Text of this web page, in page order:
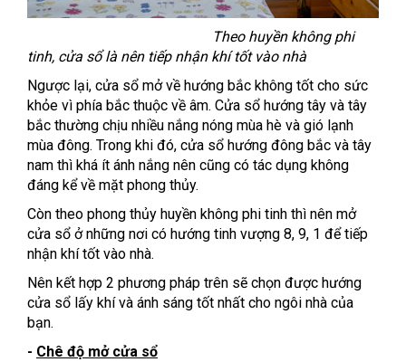
Theo huyền không phi
tinh, cửa sổ là nên tiếp nhận khí tốt vào nhà
Ngược lại, cửa sổ mở về hướng bắc không tốt cho sức
khỏe vì phía bắc thuộc về âm. Cửa sổ hướng tây và tây
bắc thường chịu nhiều nắng nóng mùa hè và gió lạnh
mùa đông. Trong khi đó, cửa sổ hướng đông bắc và tây
nam thì khá ít ánh nắng nên cũng có tác dụng không
đáng kể về mặt phong thủy.
Còn theo phong thủy huyền không phi tinh thì nên mở
cửa sổ ở những nơi có hướng tinh vượng 8, 9, 1 để tiếp
nhận khí tốt vào nhà.
Nên kết hợp 2 phương pháp trên sẽ chọn được hướng
cửa sổ lấy khí và ánh sáng tốt nhất cho ngôi nhà của
bạn.
- Chê độ mở cửa sổ